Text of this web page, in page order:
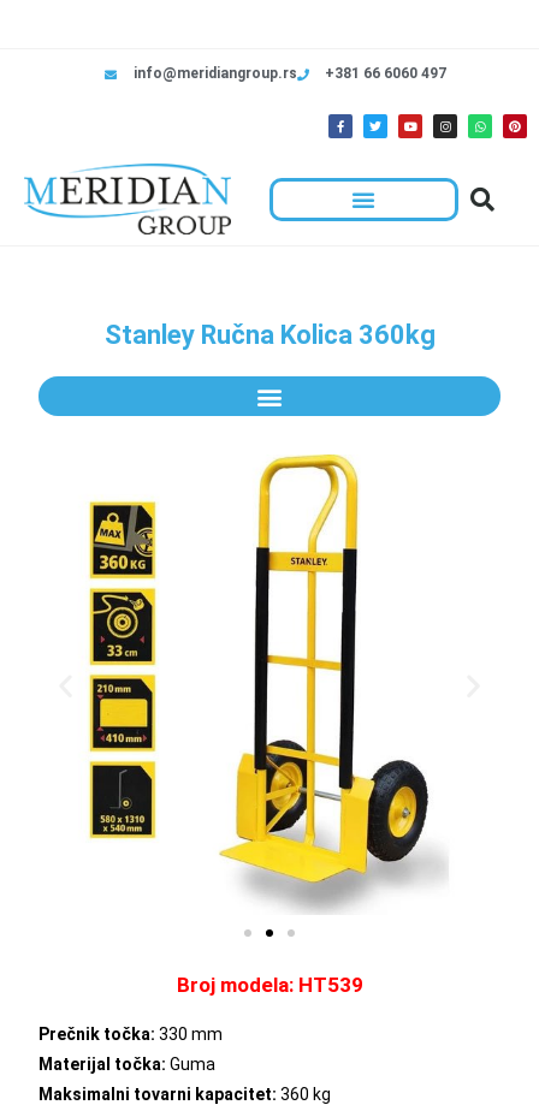
info@meridiangroup.rs +381 66 6060 497
Stanley Ručna Kolica 360kg
Broj modela: HT539
Prečnik točka: 330 mm
Materijal točka: Guma
Maksimalni tovarni kapacitet: 360 kg